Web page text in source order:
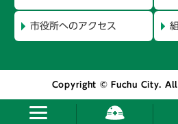
市役所へのアクセス
Copyright © Fuchu City. All